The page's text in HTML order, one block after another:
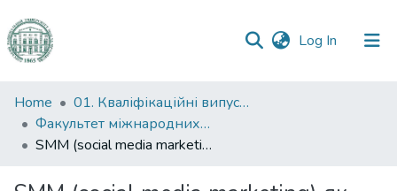
Log In (current)
Communities
&
Collections
Home
01. Кваліфікаційні випускні роботи здобувачів вищої освіти
Факультет міжнародних відносин, політології та соціології
SMM (social media marketing) як технологія та професійне середовище: специфіка та динаміка